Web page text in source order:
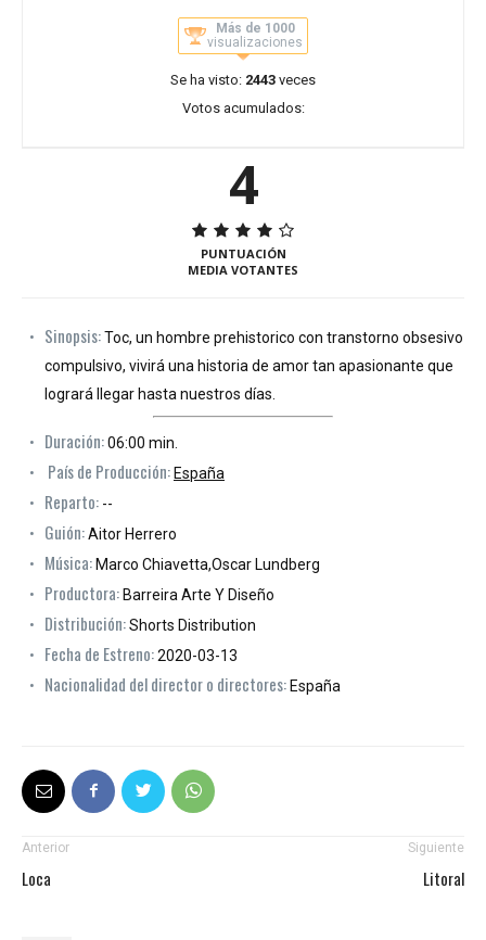
Más de 1000
visualizaciones
Se ha visto: 2443 veces
Votos acumulados:
4
PUNTUACIÓN
MEDIA VOTANTES
Sinopsis:Toc, un hombre prehistorico con transtorno obsesivo
compulsivo, vivirá una historia de amor tan apasionante que
logrará llegar hasta nuestros días.
Duración:06:00 min.
País de Producción:España
Reparto: --
Guión:Aitor Herrero
Música:Marco Chiavetta,Oscar Lundberg
Productora:Barreira Arte Y Diseño
Distribución:Shorts Distribution
Fecha de Estreno:2020-03-13
Nacionalidad del director o directores:España
Anterior
Loca
Siguiente
Litoral